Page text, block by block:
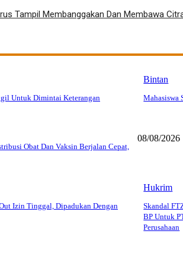
Tampil Membanggakan Dan Membawa
Untuk Dimintai Keterangan
Bintan
Mahasiswa
Obat Dan Vaksin Berjalan Cepat,
Izin Tinggal, Dipadukan Dengan
Hukrim
Skandal
BP Untuk
Perusahaan
08/08/2026